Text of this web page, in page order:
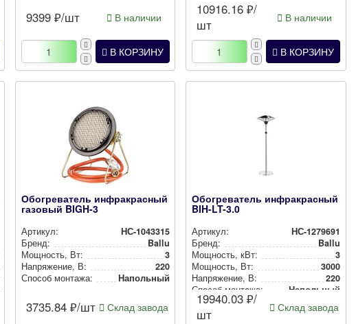
9399 ₽/шт В наличии
В КОРЗИНУ
10916.16 ₽/
шт
В наличии
В КОРЗИНУ
Обогреватель инфракрасный
газовый BIGH-3
Артикул:
НС-1043315
Бренд:
Ballu
Мощность, Вт:
3
Нап­ря­же­ние, В:
220
Способ монтажа:
Напольный
3735.84 ₽/шт Склад завода
Обогреватель инфракрасный
BIH-LT-3.0
Артикул:
НС-1279691
Бренд:
Ballu
Мощность, кВт:
3
Мощность, Вт:
3000
Нап­ря­же­ние, В:
220
Способ монтажа:
Напольный
19940.03 ₽/
шт
Склад завода